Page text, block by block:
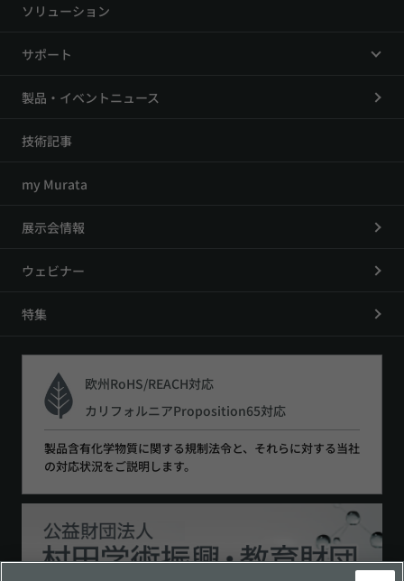
ソリューション
サポート
製品・イベントニュース
技術記事
my Murata
展示会情報
ウェビナー
特集
欧州RoHS/REACH対応
カリフォルニアProposition65対応
製品含有化学物質に関する規制法令と、それらに対する当社
の対応状況をご説明します。